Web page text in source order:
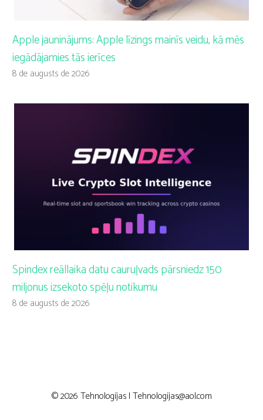
Apple jauninājums: Apple līzings mainīs veidu, kā mēs
iegādājamies tās ierīces
8 de augusts de 2026
Spindex reāllaika datu cauruļvads pārsniedz 150
miljonus izsekoto spēļu notikumu
8 de augusts de 2026
© 2026 Tehnologijas | Tehnologijas@aol.com